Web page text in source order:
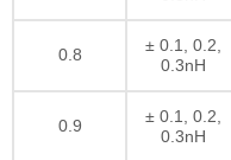
0.8
± 0.1, 0.2,
0.3nH
0.9
± 0.1, 0.2,
0.3nH